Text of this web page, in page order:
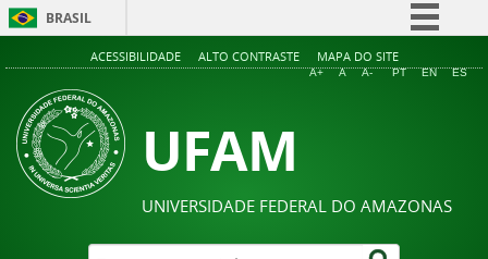
BRASIL
Simplifique!
Acesso à informação
ACESSIBILIDADE ALTO CONTRASTE MAPA DO SITE
A+ A A- PT EN ES
UFAM
UNIVERSIDADE FEDERAL DO AMAZONAS